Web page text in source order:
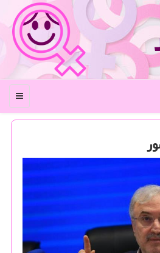
منو